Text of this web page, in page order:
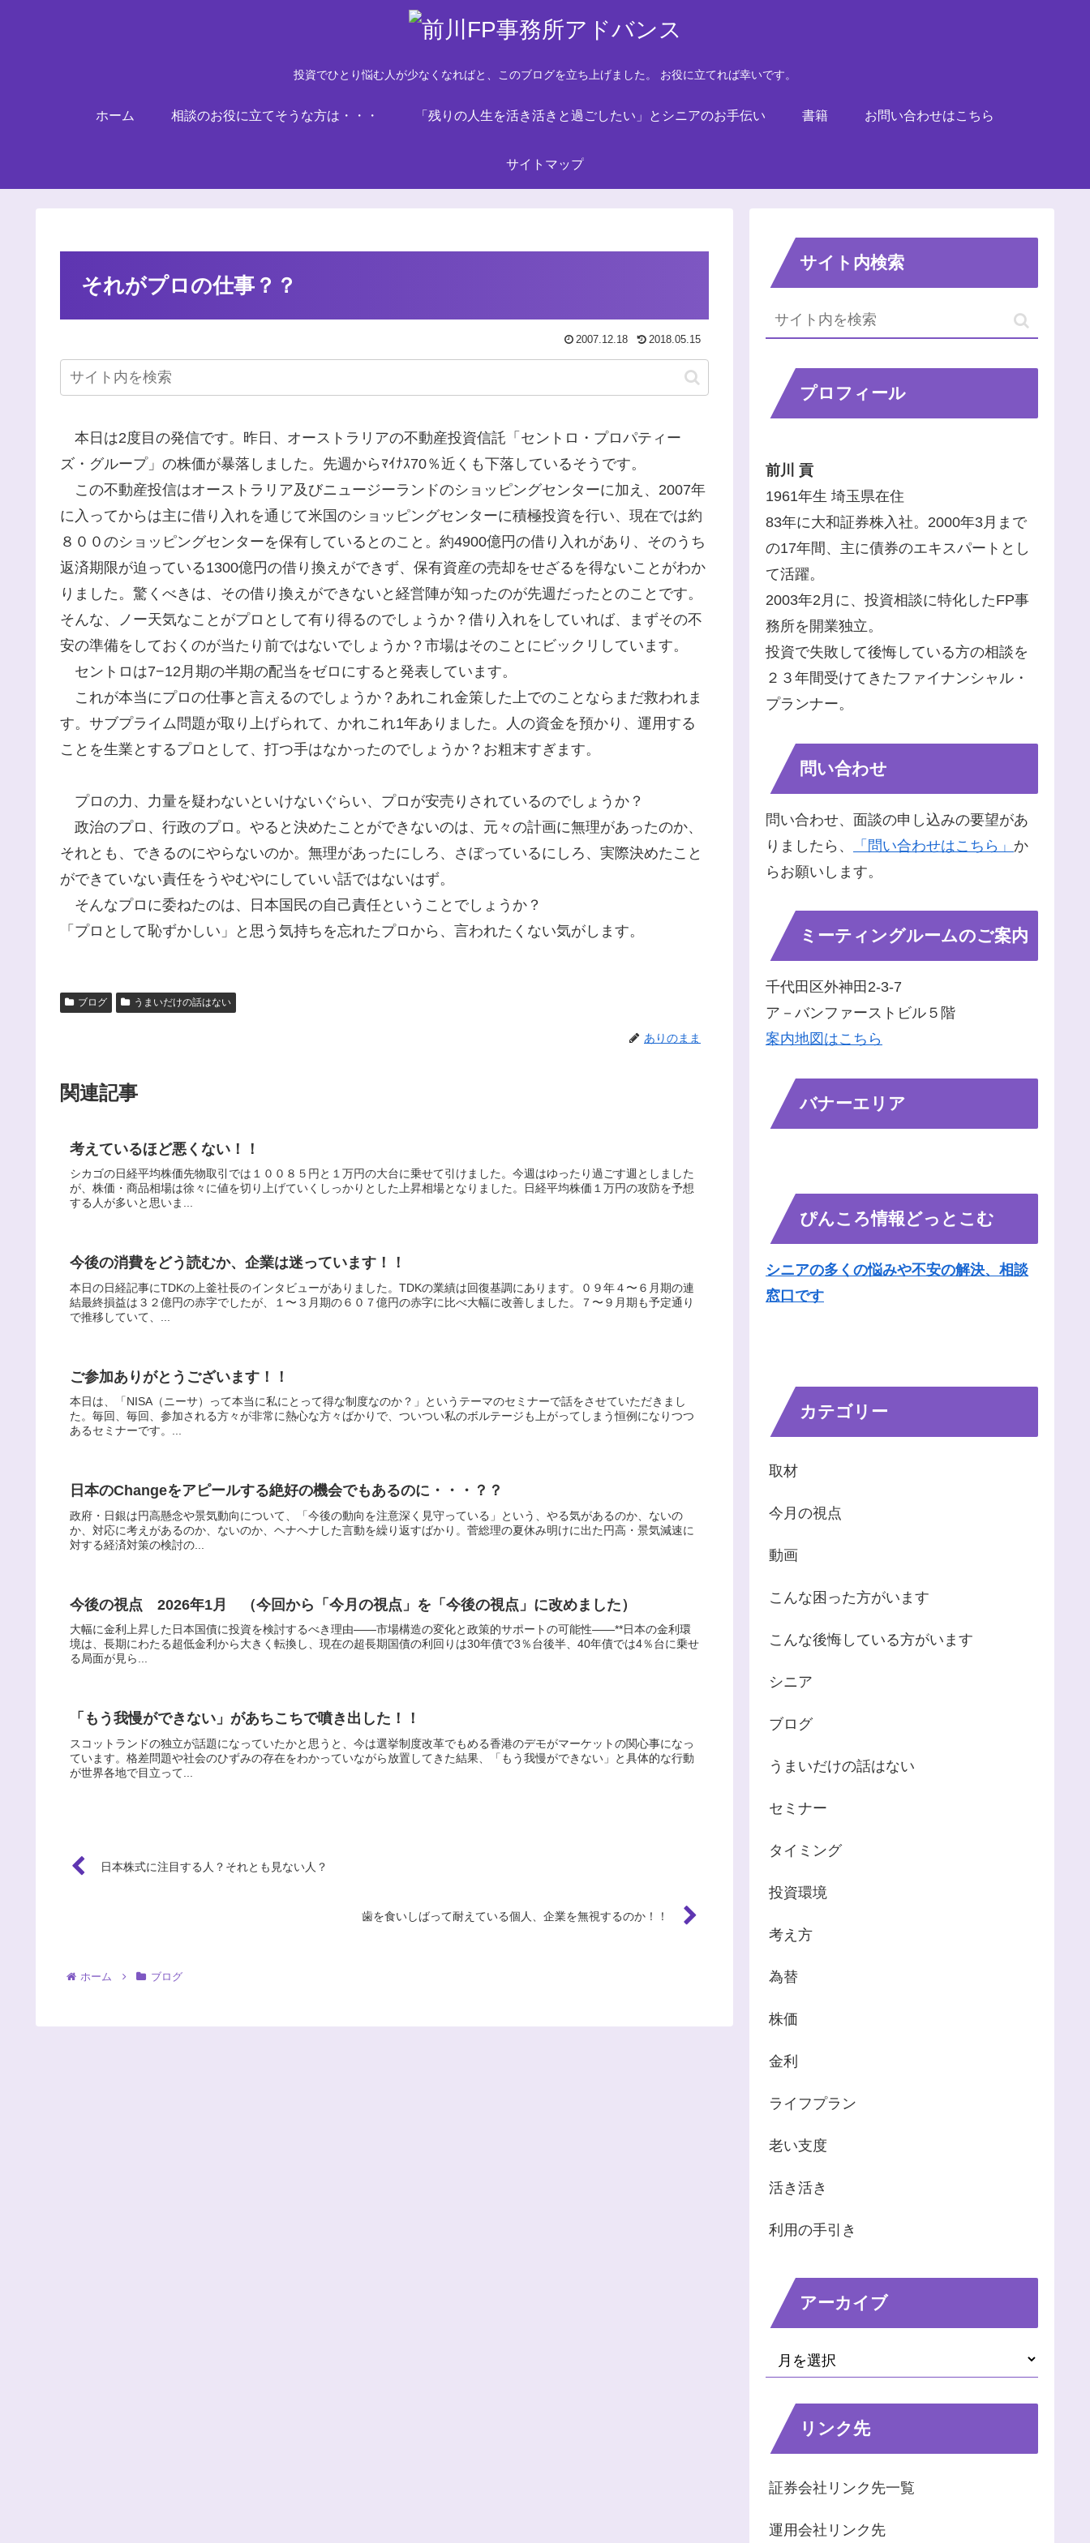
投資でひとり悩む人が少なくなればと、このブログを立ち上げました。 お役に立てれば幸いです。
ホーム 相談のお役に立てそうな方は・・・ 「残りの人生を活き活きと過ごしたい」とシニアのお手伝い 書籍 お問い合わせはこちら
サイトマップ
それがプロの仕事？？
2007.12.18 2018.05.15
本日は2度目の発信です。昨日、オーストラリアの不動産投資信託「セントロ・プロパティー
ズ・グループ」の株価が暴落しました。先週からﾏｲﾅｽ70％近くも下落しているそうです。
この不動産投信はオーストラリア及びニュージーランドのショッピングセンターに加え、2007年
に入ってからは主に借り入れを通じて米国のショッピングセンターに積極投資を行い、現在では約
８００のショッピングセンターを保有しているとのこと。約4900億円の借り入れがあり、そのうち
返済期限が迫っている1300億円の借り換えができず、保有資産の売却をせざるを得ないことがわか
りました。驚くべきは、その借り換えができないと経営陣が知ったのが先週だったとのことです。
そんな、ノー天気なことがプロとして有り得るのでしょうか？借り入れをしていれば、まずその不
安の準備をしておくのが当たり前ではないでしょうか？市場はそのことにビックリしています。
セントロは7−12月期の半期の配当をゼロにすると発表しています。
これが本当にプロの仕事と言えるのでしょうか？あれこれ金策した上でのことならまだ救われま
す。サブプライム問題が取り上げられて、かれこれ1年ありました。人の資金を預かり、運用する
ことを生業とするプロとして、打つ手はなかったのでしょうか？お粗末すぎます。
プロの力、力量を疑わないといけないぐらい、プロが安売りされているのでしょうか？
政治のプロ、行政のプロ。やると決めたことができないのは、元々の計画に無理があったのか、
それとも、できるのにやらないのか。無理があったにしろ、さぼっているにしろ、実際決めたこと
ができていない責任をうやむやにしていい話ではないはず。
そんなプロに委ねたのは、日本国民の自己責任ということでしょうか？
「プロとして恥ずかしい」と思う気持ちを忘れたプロから、言われたくない気がします。
ブログ うまいだけの話はない
ありのまま
関連記事
考えているほど悪くない！！
シカゴの日経平均株価先物取引では１００８５円と１万円の大台に乗せて引けました。今週はゆったり過ごす週としました
が、株価・商品相場は徐々に値を切り上げていくしっかりとした上昇相場となりました。日経平均株価１万円の攻防を予想
する人が多いと思いま...
今後の消費をどう読むか、企業は迷っています！！
本日の日経記事にTDKの上釜社長のインタビューがありました。TDKの業績は回復基調にあります。０９年４〜６月期の連
結最終損益は３２億円の赤字でしたが、１〜３月期の６０７億円の赤字に比べ大幅に改善しました。７〜９月期も予定通り
で推移していて、...
ご参加ありがとうございます！！
本日は、「NISA（ニーサ）って本当に私にとって得な制度なのか？」というテーマのセミナーで話をさせていただきまし
た。毎回、毎回、参加される方々が非常に熱心な方々ばかりで、ついつい私のボルテージも上がってしまう恒例になりつつ
あるセミナーです。...
日本のChangeをアピールする絶好の機会でもあるのに・・・？？
政府・日銀は円高懸念や景気動向について、「今後の動向を注意深く見守っている」という、やる気があるのか、ないの
か、対応に考えがあるのか、ないのか、ヘナヘナした言動を繰り返すばかり。菅総理の夏休み明けに出た円高・景気減速に
対する経済対策の検討の...
今後の視点 2026年1月 （今回から「今月の視点」を「今後の視点」に改めました）
大幅に金利上昇した日本国債に投資を検討するべき理由――市場構造の変化と政策的サポートの可能性――**日本の金利環
境は、長期にわたる超低金利から大きく転換し、現在の超長期国債の利回りは30年債で3％台後半、40年債では4％台に乗せ
る局面が見ら...
「もう我慢ができない」があちこちで噴き出した！！
スコットランドの独立が話題になっていたかと思うと、今は選挙制度改革でもめる香港のデモがマーケットの関心事になっ
ています。格差問題や社会のひずみの存在をわかっていながら放置してきた結果、「もう我慢ができない」と具体的な行動
が世界各地で目立って...
日本株式に注目する人？それとも見ない人？
歯を食いしばって耐えている個人、企業を無視するのか！！
ホーム ブログ
サイト内検索
プロフィール
前川 貢
1961年生 埼玉県在住
83年に大和証券株入社。2000年3月まで
の17年間、主に債券のエキスパートとし
て活躍。
2003年2月に、投資相談に特化したFP事
務所を開業独立。
投資で失敗して後悔している方の相談を
２３年間受けてきたファイナンシャル・
プランナー。
問い合わせ
問い合わせ、面談の申し込みの要望があ
りましたら、
「問い合わせはこちら」 か
らお願いします。
ミーティングルームのご案内
千代田区外神田2-3-7
ア－バンファーストビル５階
案内地図はこちら
バナーエリア
ぴんころ情報どっとこむ
シニアの多くの悩みや不安の解決、相談
窓口です
カテゴリー
取材
今月の視点
動画
こんな困った方がいます
こんな後悔している方がいます
シニア
ブログ
うまいだけの話はない
セミナー
タイミング
投資環境
考え方
為替
株価
金利
ライフプラン
老い支度
活き活き
利用の手引き
アーカイブ
リンク先
証券会社リンク先一覧
運用会社リンク先